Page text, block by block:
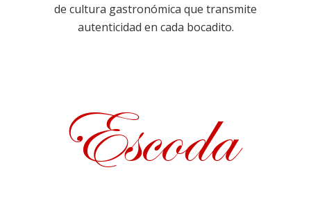
de cultura gastronómica que transmite
autenticidad en cada bocadito.